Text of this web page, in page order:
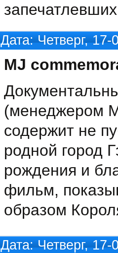
Дата: Четверг,
MJ
(менеджером
содержит не
родной город
рождения и
фильм,
образом
Дата: Четверг,